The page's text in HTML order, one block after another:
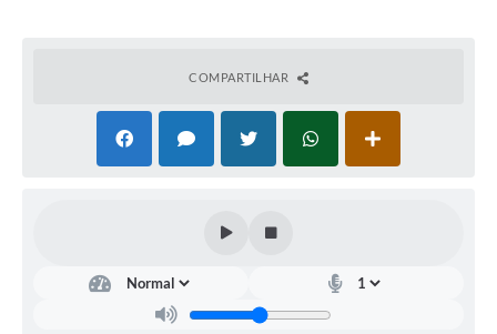
COMPARTILHAR